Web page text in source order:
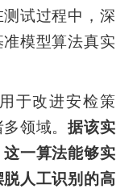
试过程中，深
模型算法真实
于改进安检策
领域。据该实
一算法能够实
人工识别的高